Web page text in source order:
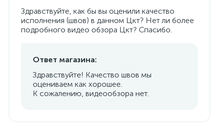
Здравствуйте, как бы вы оценили качество
исполнения (швов) в данном Цкт? Нет ли более
подробного видео обзора Цкт? Спасибо.
Ответ магазина:
Здравствуйте! Качество швов мы
оцениваем как хорошее.
К сожалению, видеообзора нет.